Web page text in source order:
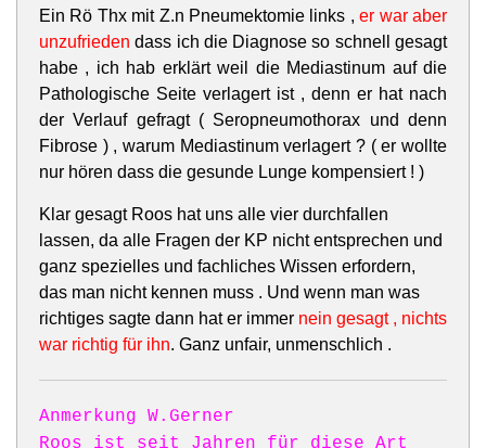
Ein Rö Thx mit Z.n Pneumektomie links ,er war aber
unzufrieden dass ich die Diagnose so schnell gesagt
habe , ich hab erklärt weil die Mediastinum auf die
Pathologische Seite verlagert ist , denn er hat nach
der Verlauf gefragt ( Seropneumothorax und denn
Fibrose ) , warum Mediastinum verlagert ? ( er wollte
nur hören dass die gesunde Lunge kompensiert ! )
Klar gesagt Roos hat uns alle vier durchfallen
lassen, da alle Fragen der KP nicht entsprechen und
ganz spezielles und fachliches Wissen erfordern,
das man nicht kennen muss . Und wenn man was
richtiges sagte dann hat er immer nein gesagt , nichts
war richtig für ihn. Ganz unfair, unmenschlich .
Anmerkung W.Gerner
Roos ist seit Jahren für diese Art